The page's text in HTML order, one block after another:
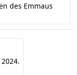
des Emmaus